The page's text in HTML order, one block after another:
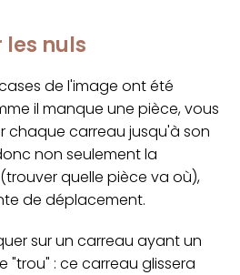
les nuls
de l'image ont été
il manque une pièce, vous
chaque carreau jusqu'à son
non seulement la
quelle pièce va où),
de déplacement.
sur un carreau ayant un
: ce carreau glissera